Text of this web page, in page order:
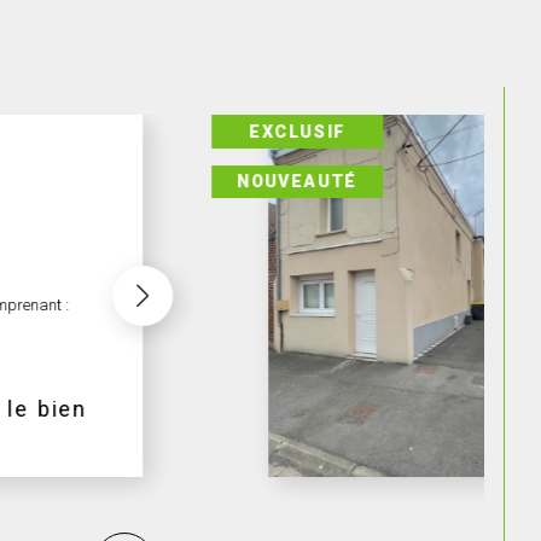
: séjour
le bien
COUP DE COEUR